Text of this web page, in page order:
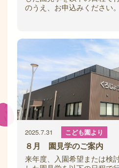
のうえ、お申込みください
2025.7.31 こども園より
８月 園見学のご案内
来年度、入園希望または検